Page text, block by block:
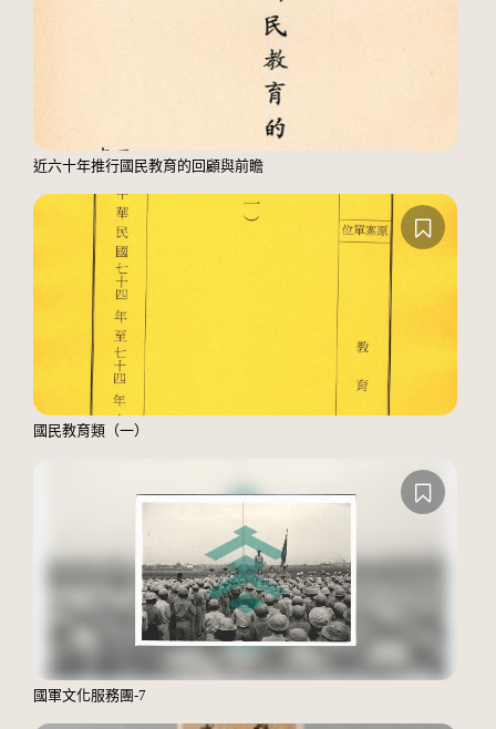
近六十年推行國民教育的回顧與前瞻
國民教育類（一）
國軍文化服務團-7